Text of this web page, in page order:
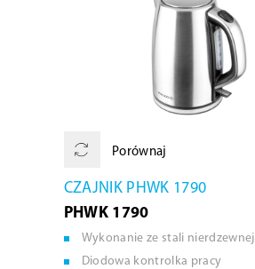
Porównaj
CZAJNIK PHWK 1790
PHWK 1790
Wykonanie ze stali nierdzewnej
Diodowa kontrolka pracy